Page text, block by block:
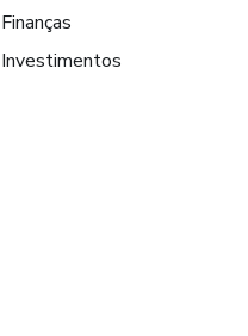
Finanças
Investimentos